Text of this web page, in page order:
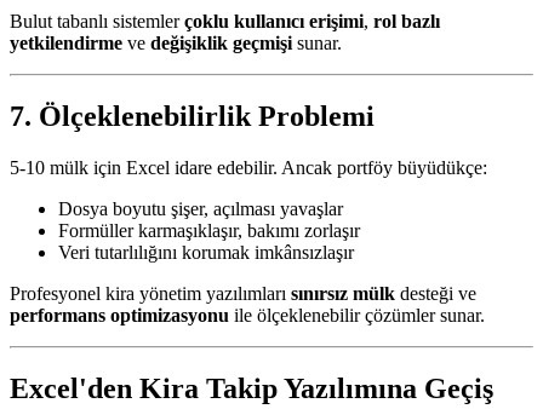
Bulut tabanlı sistemlerçoklu kullanıcı erişimi, rol bazlı
yetkilendirme ve değişiklik geçmişi sunar.
7. Ölçeklenebilirlik Problemi
5-10 mülk için Excel idare edebilir. Ancak portföy büyüdükçe:
Dosya boyutu şişer, açılması yavaşlar
Formüller karmaşıklaşır, bakımı zorlaşır
Veri tutarlılığını korumak imkânsızlaşır
Profesyonel kira yönetim yazılımları sınırsız mülk desteği ve
performans optimizasyonu ile ölçeklenebilir çözümler sunar.
Excel'den Kira Takip Yazılımına Geçiş